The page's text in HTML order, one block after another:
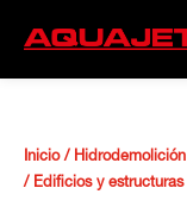
Inicio/ Hidrodemolición
/ Edificios y estructuras